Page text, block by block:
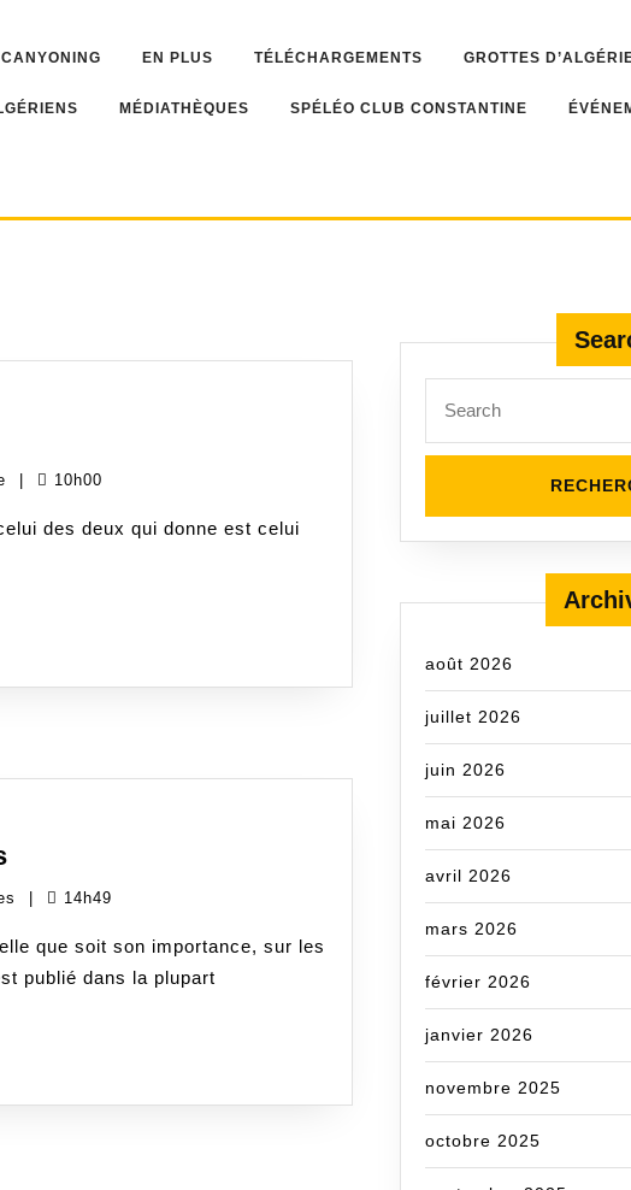
CANYONING EN PLUS TÉLÉCHARGEMENTS GROTTES
MÉDIATHÈQUES SPÉLÉO CLUB CONSTANTINE
10h00
des deux qui donne est celui
Making
People
Famous
14h49
que soit son importance, sur les
publié dans la plupart
for:
août 2026
juillet 2026
juin 2026
mai 2026
avril 2026
mars 2026
février 2026
janvier 2026
novembre 2025
octobre 2025